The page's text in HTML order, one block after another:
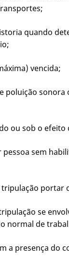
quando
vencida;
poluição
ou sob o efeito
sem
portar
se
normal de
a presença do